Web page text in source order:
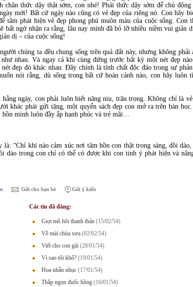
chân thức dậy thật sớm, con nhé! Phải thức dậy sớm để chủ
mới! Bất cứ ngày nào cũng có vẻ đẹp của riêng nó. Con hãy
tâm phát hiện vẻ đẹp phong phú muôn màu của cuộc sống.
bất ngờ nhận ra rằng, lâu nay mình đã bỏ lỡ nhiều niềm vui giản
dị – của cuộc sống!
chúng ta đều chung sống trên quả đất này, nhưng không
như nhau. Và ngay cả khi cùng đứng trước bất kỳ một nét đẹp
nét đẹp đó khác nhau. Đây chính là tính chất độc đáo trong sự
nói rằng, dù sống trong bất cứ hoàn cảnh nào, con hãy luôn
ngày, con phải luôn biết nâng niu, trân trọng. Không chỉ là
khác phái gửi tặng, một quyển sách đẹp con mở ra trên bàn
hồn mình luôn đầy ắp hạnh phúc và trẻ mãi…
là: “Chỉ khi nào cảm xúc nơi tâm hồn con thật trong sáng, dồi
dào trong con chỉ có thể có được khi con tinh ý phát hiện và
Gửi cho bạn bè Gửi ý kiến
Các tin đã đăng:
Giọt mồ hôi thanh thản (15/02/54)
Về mái chùa xưa (02/02/54)
Viết cho con gái (28/01/54)
Vì sao tôi khổ? (19/01/54)
Hoa nhẫn nhục (17/01/54)
Thắp ngọn đuốc hồng (16/01/54)